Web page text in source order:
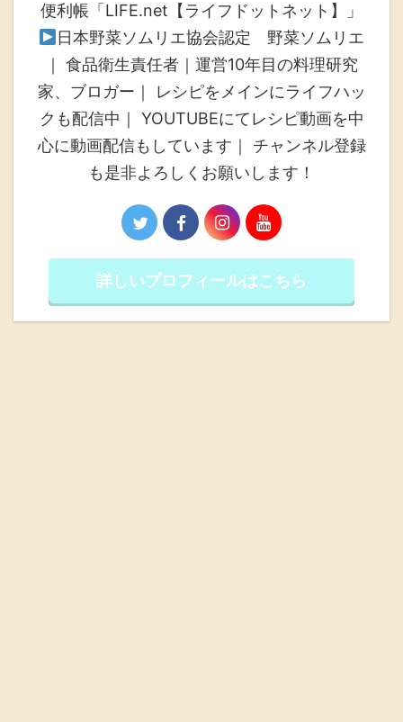
便利帳「LIFE.net【ライフドットネット】」
日本野菜ソムリエ協会認定 野菜ソムリエ
｜ 食品衛生責任者｜運営10年目の料理研究
家、ブロガー｜ レシピをメインにライフハッ
クも配信中｜ YOUTUBEにてレシピ動画を中
心に動画配信もしています｜ チャンネル登録
も是非よろしくお願いします！
詳しいプロフィールはこちら